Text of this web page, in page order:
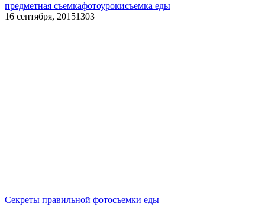
предметная съемкафотоурокисъемка еды
16 сентября, 20151303
Секреты правильной фотосъемки еды